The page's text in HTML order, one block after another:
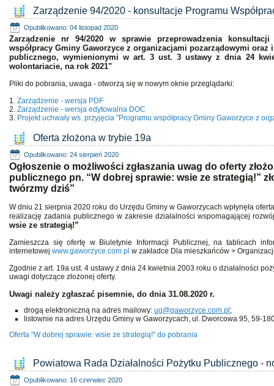
Zarządzenie 94/2020 - konsultacje Programu
Opublikowano: 04 listopad 2020
Zarządzenie nr 94/2020 w sprawie przeprowadzenia
współpracy Gminy Gaworzyce z organizacjami pozarządowymi
publicznego, wymienionymi w art. 3 ust. 3 ustawy z dnia 24
wolontariacie, na rok 2021"
Pliki do pobrania, uwaga - otworzą się w nowym oknie przeglądarki:
1. Zarządzenie - wersja PDF
2. Zarządzenie - wersja edytowalna DOC
3. Projekt uchwały ws. przyjęcia "Programu współpracy Gminy Gaworzyce z
Oferta złożona w trybie 19a
Opublikowano: 24 sierpień 2020
Ogłoszenie o możliwości zgłaszania uwag do oferty
publicznego pn. “W dobrej sprawie: wsie ze strategią!”
twórzmy dziś”
W dniu 21 sierpnia 2020 roku do Urzędu Gminy w Gaworzycach wpłynęła
realizację zadania publicznego w zakresie działalności wspomagającej
wsie ze strategią!”
Zamieszcza się ofertę w Biuletynie Informacji Publicznej, na tablicach
internetowej www.gaworzyce.com.pl w zakładce Dla mieszkańców >
Zgodnie z art. 19a ust. 4 ustawy z dnia 24 kwietnia 2003 roku o działalności
uwagi dotyczące złożonej oferty.
Uwagi należy zgłaszać pisemnie, do dnia 31.08.2020 r.
drogą elektroniczną na adres mailowy: ug@gaworzyce.com.pl ;
listownie na adres Urzędu Gminy w Gaworzycach, ul. Dworcowa 95, 59-
Oferta "W dobrej sprawie: wsie ze strategią!" do pobrania
Powiatowa Rada Działalności Pożytku Publicznego -
Opublikowano: 16 czerwiec 2020